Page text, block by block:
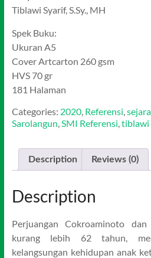
Tiblawi Syarif, S.Sy., MH
Spek Buku:
Ukuran A5
Cover Artcarton 260 gsm
HVS 70 gr
181 Halaman
Categories: 2020, Referensi,
Sarolangun,SMI Referensi,tiblawi
Description Reviews (0)
Description
Perjuangan Cokroaminoto dan
kurang lebih 62 tahun,
kelangsungan kehidupan anak